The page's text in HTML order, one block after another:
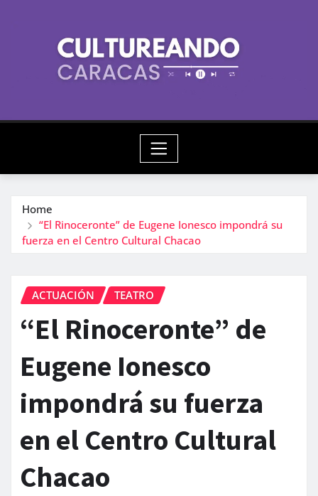
Home
“El Rinoceronte” de Eugene Ionesco impondrá su
fuerza en el Centro Cultural Chacao
ACTUACIÓN TEATRO
“El Rinoceronte” de
Eugene Ionesco
impondrá su fuerza
en el Centro Cultural
Chacao